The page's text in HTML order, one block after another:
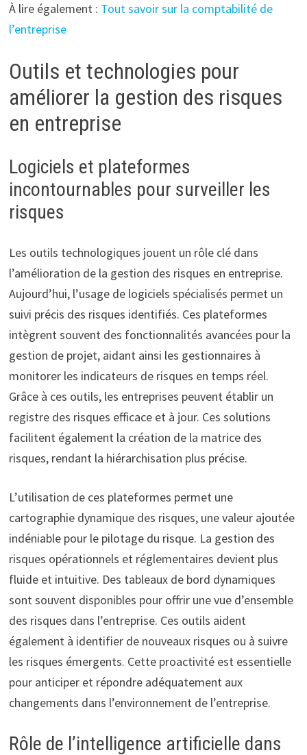
À lire également : Tout savoir sur la comptabilité de
l’entreprise
Outils et technologies pour
améliorer la gestion des risques
en entreprise
Logiciels et plateformes
incontournables pour surveiller les
risques
Les outils technologiques jouent un rôle clé dans
l’amélioration de la gestion des risques en entreprise.
Aujourd’hui, l’usage de logiciels spécialisés permet un
suivi précis des risques identifiés. Ces plateformes
intègrent souvent des fonctionnalités avancées pour la
gestion de projet, aidant ainsi les gestionnaires à
monitorer les indicateurs de risques en temps réel.
Grâce à ces outils, les entreprises peuvent établir un
registre des risques efficace et à jour. Ces solutions
facilitent également la création de la matrice des
risques, rendant la hiérarchisation plus précise.
L’utilisation de ces plateformes permet une
cartographie dynamique des risques, une valeur ajoutée
indéniable pour le pilotage du risque. La gestion des
risques opérationnels et réglementaires devient plus
fluide et intuitive. Des tableaux de bord dynamiques
sont souvent disponibles pour offrir une vue d’ensemble
des risques dans l’entreprise. Ces outils aident
également à identifier de nouveaux risques ou à suivre
les risques émergents. Cette proactivité est essentielle
pour anticiper et répondre adéquatement aux
changements dans l’environnement de l’entreprise.
Rôle de l’intelligence artificielle dans